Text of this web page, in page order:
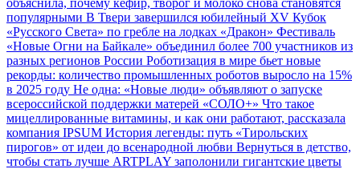
популярными В Твери завершился юбилейный XV Кубок
«Русского Света» по гребле на лодках «Дракон» Фестиваль
«Новые Огни на Байкале» объединил более 700 участников из
разных регионов России Роботизация в мире бьет новые
рекорды: количество промышленных роботов выросло на 15%
в 2025 году Не одна: «Новые люди» объявляют о запуске
всероссийской поддержки матерей «СОЛО+» Что такое
мицеллированные витамины, и как они работают, рассказала
компания IPSUM История легенды: путь «Тирольских
пирогов» от идеи до всенародной любви Вернуться в детство,
чтобы стать лучше ARTPLAY заполонили гигантские цветы